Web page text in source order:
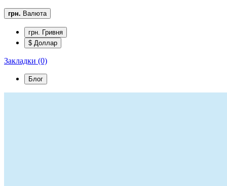
грн. Валюта
грн. Гривня
$ Доллар
Закладки (0)
Блог